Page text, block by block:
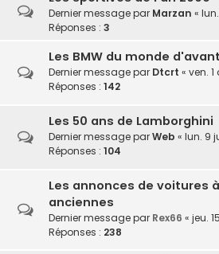
Dernier message par Marzan «
Réponses : 3
Les BMW du monde d'avant
Dernier message par Dtcrt « ven.
Réponses : 142
Les 50 ans de Lamborghini
Dernier message parWeb « lun. 9
Réponses : 104
Les annonces de voitures
anciennes
Dernier message par Rex66 « jeu.
Réponses : 238